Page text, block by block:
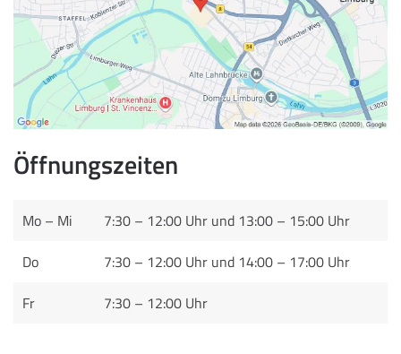
Öffnungszeiten
Mo – Mi
7:30 – 12:00 Uhr und 13:00 – 15:00 Uhr
Do
7:30 – 12:00 Uhr und 14:00 – 17:00 Uhr
Fr
7:30 – 12:00 Uhr